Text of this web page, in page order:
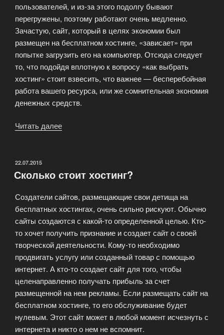
пользователей, и из-за этого подолгу бывают
перегружены, поэтому работают очень медленно.
Зачастую, сайт, который в целях экономии был
размещен на бесплатном хостинге, «зависает» при
попытке загрузить его на компьютер. Отсюда следует
то, что подойдя вплотную к вопросу «как выбрать
хостинг» стоит взвесить, что важнее — бесперебойная
работа вашего ресурса, или же сомнительная экономия
денежных средств.
Читать далее«Как
ОПУБЛИКОВАНО
22.07.2015
Сколько стоит хостинг?
Создатели сайтов, размещающие свои детища на
бесплатных хостингах, очень сильно рискуют. Обычно
сайты создаются с какой-то определенной целью. Кто-
то хочет получить признание и создает сайт о своей
творческой деятельности. Кому-то необходимо
продвигать услугу или созданный товар с помощью
интернет. А кто-то создает сайт для того, чтобы
целенаправленно получать прибыль за счет
размещенной на нем рекламы. Если размещать сайт на
бесплатном хостинге, то его обслуживание будет
нулевым. Этот сайт может в любой момент исчезнуть с
интернета и никто о нем не вспомнит.